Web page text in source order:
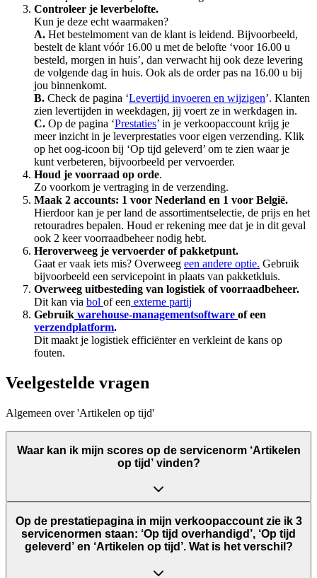
Controleer je leverbelofte.
Kun je deze echt waarmaken?
A. Het bestelmoment van de klant is leidend. Bijvoorbeeld,
bestelt de klant vóór 16.00 u met de belofte ‘voor 16.00 u
besteld, morgen in huis’, dan verwacht hij ook deze levering
de volgende dag in huis. Ook als de order pas na 16.00 u bij
jou binnenkomt.
B. Check de pagina ‘Levertijd invoeren en wijzigen’. Klanten
zien levertijden in weekdagen, jij voert ze in werkdagen in.
C. Op de pagina ‘Prestaties’ in je verkoopaccount krijg je
meer inzicht in je leverprestaties voor eigen verzending. Klik
op het oog-icoon bij ‘Op tijd geleverd’ om te zien waar je
kunt verbeteren, bijvoorbeeld per vervoerder.
Houd je voorraad op orde.
Zo voorkom je vertraging in de verzending.
Maak 2 accounts: 1 voor Nederland en 1 voor België.
Hierdoor kan je per land de assortimentselectie, de prijs en het
retouradres bepalen. Houd er rekening mee dat je in dit geval
ook 2 keer voorraadbeheer nodig hebt.
Heroverweeg je vervoerder of pakketpunt.
Gaat er vaak iets mis? Overweeg een andere optie. Gebruik
bijvoorbeeld een servicepoint in plaats van pakketkluis.
Overweeg uitbesteding van logistiek of voorraadbeheer.
Dit kan via bol of een externe partij
Gebruik warehouse-managementsoftware of een
verzendplatform.
Dit maakt je logistiek efficiënter en verkleint de kans op
fouten.
Veelgestelde vragen
Algemeen over 'Artikelen op tijd'
Waar kan ik mijn scores op de servicenorm ‘Artikelen
op tijd’ vinden?
Op de prestatiepagina in mijn verkoopaccount zie ik 3
servicenormen staan: ‘Op tijd overhandigd’, ‘Op tijd
geleverd’ en ‘Artikelen op tijd’. Wat is het verschil?